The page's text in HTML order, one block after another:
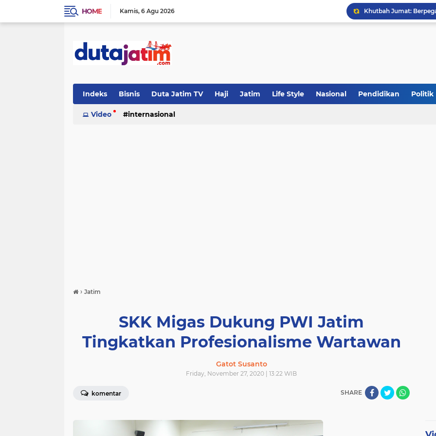
HOME Kamis 6 Agu 2026
Calon Ketum PBNU,
Tabrak Lari di
Indeks Bisnis Duta Jatim TV Haji Jatim Life Style Nasional Pendidikan Politik
Video internasional
› Jatim
SKK Migas Dukung PWI Jatim
Tingkatkan Profesionalisme Wartawan
Gatot Susanto
Friday, November 27, 2020 | 13:22 WIB
komentar SHARE